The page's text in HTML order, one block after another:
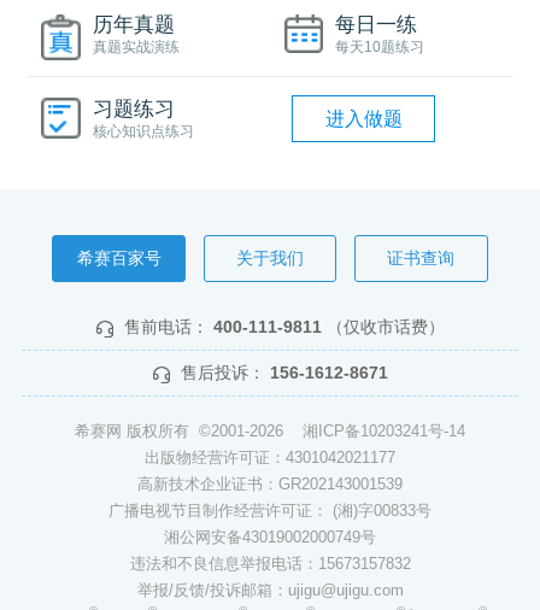
历年真题
真题实战演练
每日一练
每天10题练习
习题练习
核心知识点练习
进入做题
希赛百家号 关于我们 证书查询
售前电话： 400-111-9811 （仅收市话费）
售后投诉： 156-1612-8671
希赛网 版权所有 ©2001-2026 湘ICP备10203241号-14
出版物经营许可证：4301042021177
高新技术企业证书：GR202143001539
广播电视节目制作经营许可证： (湘)字00833号
湘公网安备43019002000749号
违法和不良信息举报电话：15673157832
举报/反馈/投诉邮箱：ujigu@ujigu.com